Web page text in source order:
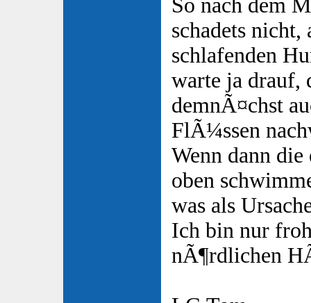
So nach dem
schadets nicht,
schlafenden
warte ja drauf,
demnÃ¤chst
FlÃ¼ssen
Wenn dann
oben
was als
Ich bin nur
nÃ¶rdlichen